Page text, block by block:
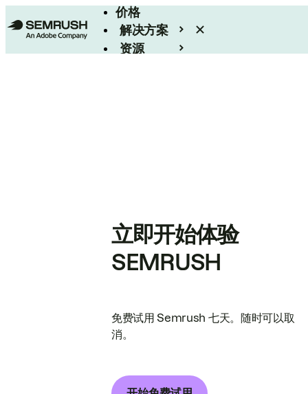
价格
解决方案
资源
立即开始体验
SEMRUSH
免费试用 Semrush 七天。随时可以取
消。